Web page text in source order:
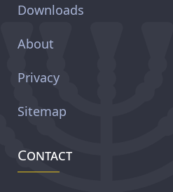
Downloads
About
Privacy
Sitemap
Contact